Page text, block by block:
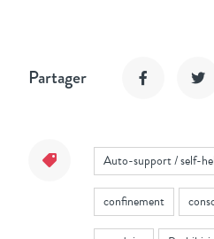
Partager
Auto-support / self-
confinement